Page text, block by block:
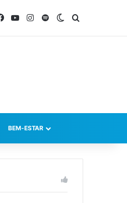
FacebookYouTubeInstagram
SpotifySwitch skin
BEM-ESTAR